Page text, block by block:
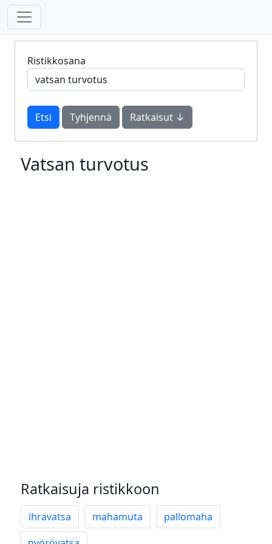
Ristikkosana
Tyhjennä Ratkaisut ↓
Vatsan turvotus
Ratkaisuja ristikkoon
ihravatsa mahamuta
pallomaha